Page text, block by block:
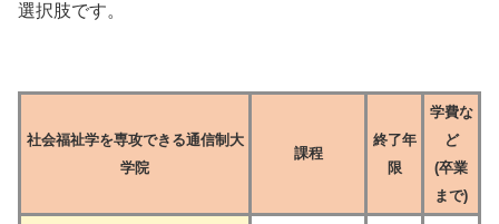
選択肢です。
社会福祉学を専攻できる通信制大
学院
課程
終了年
限
学費な
ど
(卒業
まで)